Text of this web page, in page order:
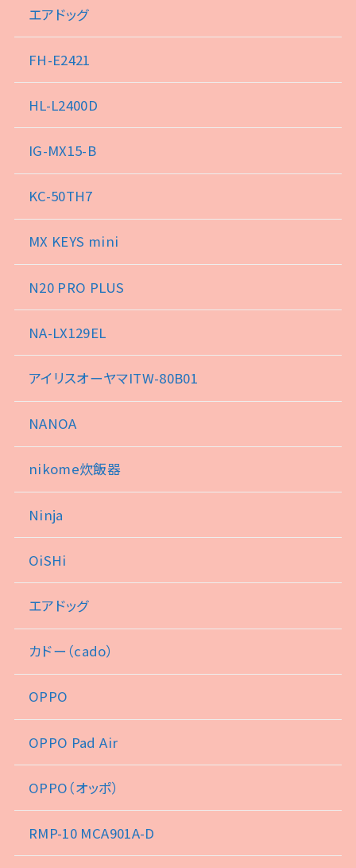
エアドッグ
FH-E2421
HL-L2400D
IG-MX15-B
KC-50TH7
MX KEYS mini
N20 PRO PLUS
NA-LX129EL
アイリスオーヤマITW-80B01
NANOA
nikome炊飯器
Ninja
OiSHi
エアドッグ
カドー（cado）
OPPO
OPPO Pad Air
OPPO（オッポ）
RMP-10 MCA901A-D